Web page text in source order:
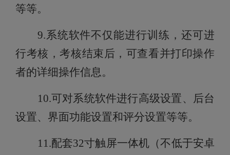
等等。
9.系统软件不仅能进行训练，还可进
行考核，考核结束后，可查看并打印操作
者的详细操作信息。
10.可对系统软件进行高级设置、后台
设置、界面功能设置和评分设置等等。
11.配套32寸触屏一体机（不低于安卓